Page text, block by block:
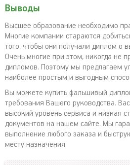
Выводы
Высшее образование необходимо
Многие компании стараются
того, чтобы они получали диплом о
Очень многие при этом, никогда не
дипломов. Поэтому мы предлагаем
наиболее простым и выгодным
Вы можете купить фальшивый
требования Вашего руководства.
высокий уровень сервиса и низкая
документов на нашем сайте. Мы
выполнение любого заказа и
месту назначения.